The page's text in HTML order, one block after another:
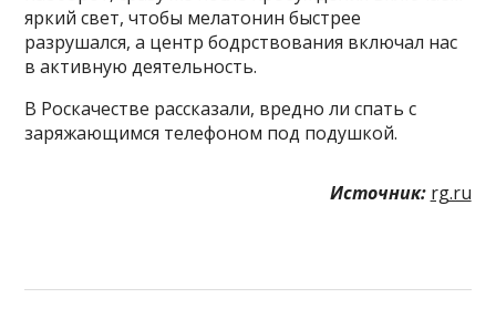
яркий свет, чтобы мелатонин быстрее
разрушался, а центр бодрствования включал нас
в активную деятельность.
В Роскачестве рассказали, вредно ли спать с
заряжающимся телефоном под подушкой.
Источник: rg.ru